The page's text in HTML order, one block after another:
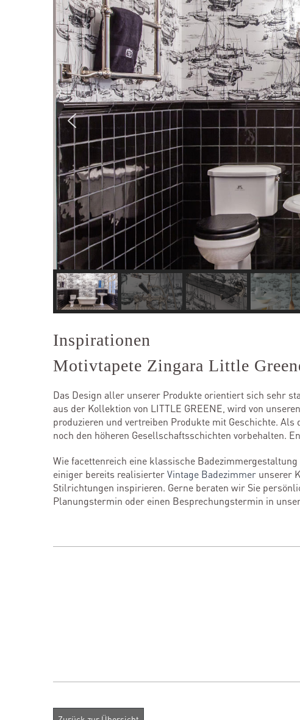
Inspirationen
Motivtapete Zingara Little
Das Design aller unserer Produkte orientiert sich sehr
aus der Kollektion von LITTLE GREENE, wird von
produzieren und vertreiben Produkte mit Geschichte.
noch den höheren Gesellschaftsschichten vorbehalten.
Wie facettenreich eine klassische
einiger bereits realisierterVintage Badezimmer unserer
Stilrichtungen inspirieren. Gerne beraten wir Sie
Planungstermin oder einen Besprechungstermin in